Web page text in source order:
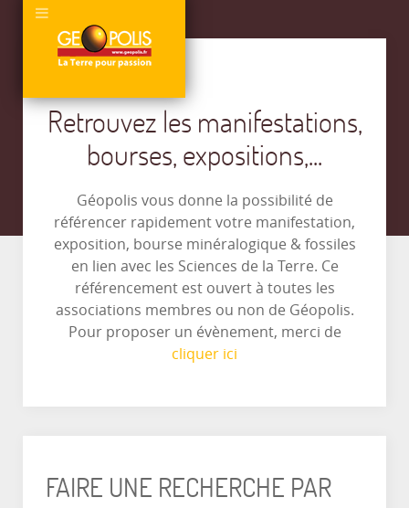
Retrouvez les manifestations,
bourses, expositions,...
Géopolis vous donne la possibilité de
référencer rapidement votre manifestation,
exposition, bourse minéralogique & fossiles
en lien avec les Sciences de la Terre. Ce
référencement est ouvert à toutes les
associations membres ou non de Géopolis.
Pour proposer un évènement, merci de
cliquer ici
FAIRE UNE RECHERCHE PAR